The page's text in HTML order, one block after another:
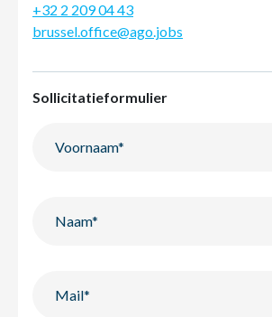
+32 2 209 04 43
brussel.office@ago.jobs
Sollicitatieformulier